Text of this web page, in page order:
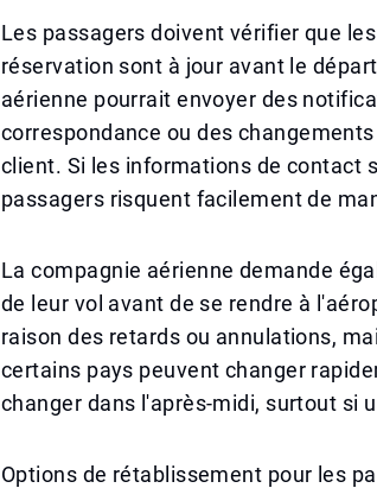
Les passagers doivent vérifier que
réservation sont à jour avant le
aérienne pourrait envoyer des
correspondance ou des
client. Si les informations de contact
passagers risquent facilement de
La compagnie aérienne demande
de leur vol avant de se rendre à
raison des retards ou annulations,
certains pays peuvent changer
changer dans l'après-midi, surtout si
Options de rétablissement pour les